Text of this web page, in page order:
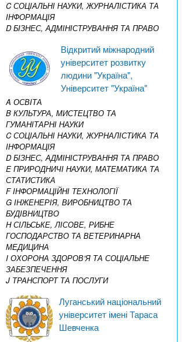
C СОЦІАЛЬНІ НАУКИ, ЖУРНАЛІСТИКА ТА
ІНФОРМАЦІЯ
D БІЗНЕС, АДМІНІСТРУВАННЯ ТА ПРАВО
Відкритий міжнародний
університет розвитку
людини "Україна",
Університет "Україна"
A ОСВІТА
B КУЛЬТУРА, МИСТЕЦТВО ТА
ГУМАНІТАРНІ НАУКИ
C СОЦІАЛЬНІ НАУКИ, ЖУРНАЛІСТИКА ТА
ІНФОРМАЦІЯ
D БІЗНЕС, АДМІНІСТРУВАННЯ ТА ПРАВО
E ПРИРОДНИЧІ НАУКИ, МАТЕМАТИКА ТА
СТАТИСТИКА
F ІНФОРМАЦІЙНІ ТЕХНОЛОГІЇ
G ІНЖЕНЕРІЯ, ВИРОБНИЦТВО ТА
БУДІВНИЦТВО
H СІЛЬСЬКЕ, ЛІСОВЕ, РИБНЕ
ГОСПОДАРСТВО ТА ВЕТЕРИНАРНА
МЕДИЦИНА
I ОХОРОНА ЗДОРОВ’Я ТА СОЦІАЛЬНЕ
ЗАБЕЗПЕЧЕННЯ
J ТРАНСПОРТ ТА ПОСЛУГИ
Луганський національний
університет імені Тараса
Шевченка